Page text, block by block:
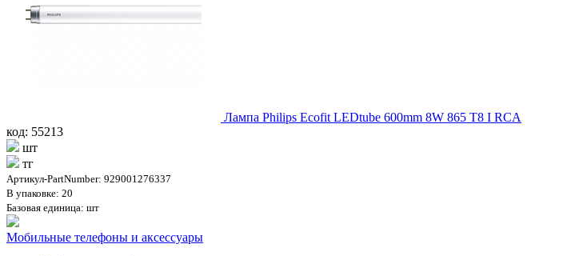
Лампа Philips Ecofit LEDtube 600mm 8W 865 T8 I RCA
код: 55213
шт
тг
Артикул-PartNumber: 929001276337
В упаковке: 20
Базовая единица: шт
Мобильные телефоны и аксессуары